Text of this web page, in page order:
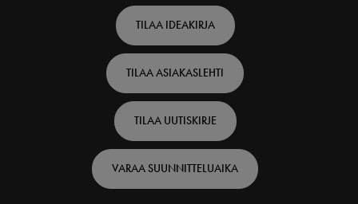
Finnish
TILAA IDEAKIRJA
TILAA ASIAKASLEHTI
TILAA UUTISKIRJE
VARAA SUUNNITTELUAIKA